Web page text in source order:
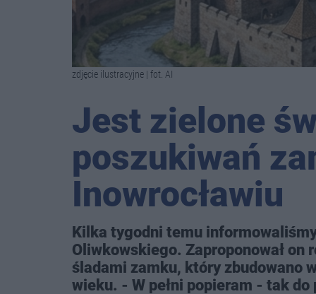
zdjęcie ilustracyjne | fot. AI
Jest zielone
poszukiwań
Inowrocławiu
Kilka tygodni temu
Oliwkowskiego. Zaproponował on
śladami zamku, który zbudowano
wieku. - W pełni popieram - tak